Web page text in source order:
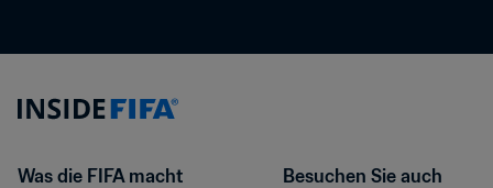
Was die FIFA macht
Besuchen Sie auch